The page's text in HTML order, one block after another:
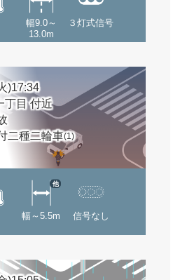
幅9.0～
13.0m
３灯式信号
)17:34
丁目 付近
二種二輪車(1)
幅～5.5m
他
信号なし